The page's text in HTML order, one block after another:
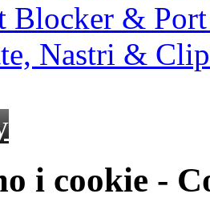
Blocker &
Nastri &
i cookie -